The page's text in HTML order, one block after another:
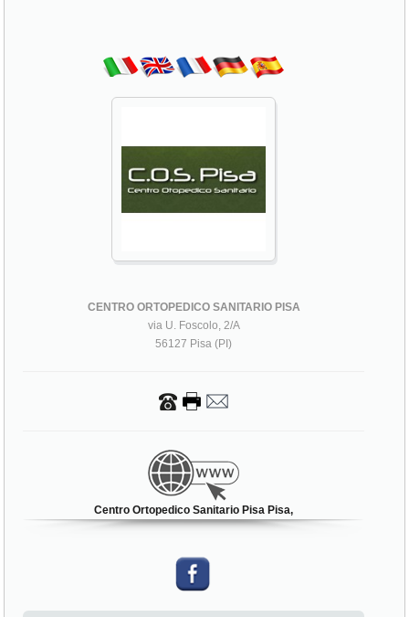
CENTRO ORTOPEDICO SANITARIO PISA
via U. Foscolo, 2/A
56127 Pisa (PI)
Centro Ortopedico Sanitario Pisa Pisa,